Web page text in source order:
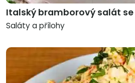
Italský bramborový salát
Saláty a přílohy